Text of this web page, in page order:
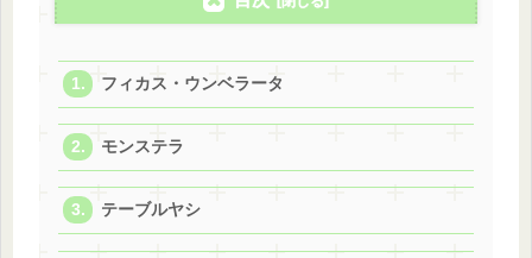
フィカス・ウンベラータ
モンステラ
テーブルヤシ